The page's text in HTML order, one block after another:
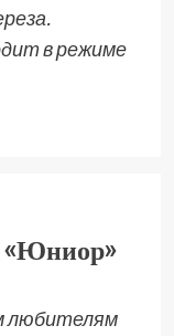
в режиме
«Юниор»
любителям